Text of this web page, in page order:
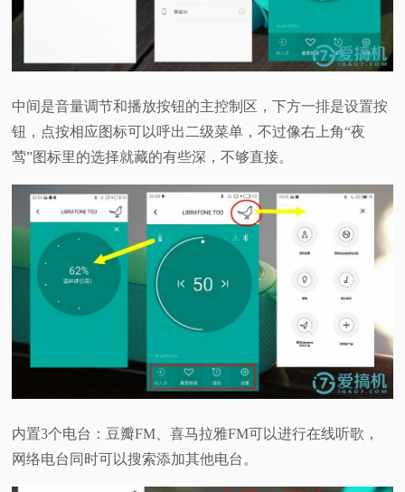
中间是音量调节和播放按钮的主控制区，下方一排是设置按
钮，点按相应图标可以呼出二级菜单，不过像右上角“夜
莺”图标里的选择就藏的有些深，不够直接。
内置3个电台：豆瓣FM、喜马拉雅FM可以进行在线听歌，
网络电台同时可以搜索添加其他电台。